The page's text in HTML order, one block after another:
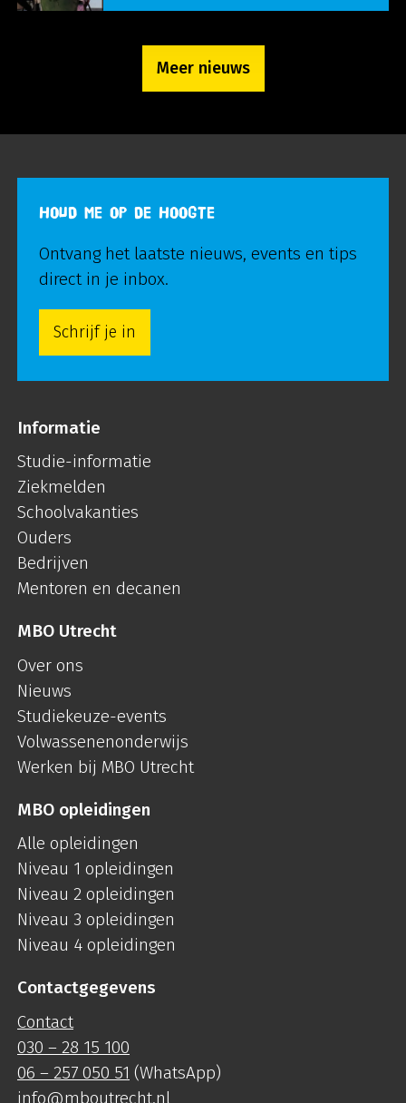
Meer nieuws
HOUD ME OP DE HOOGTE
Ontvang het laatste nieuws, events en tips
direct in je inbox.
Schrijf je in
Informatie
Studie-informatie
Ziekmelden
Schoolvakanties
Ouders
Bedrijven
Mentoren en decanen
MBO Utrecht
Over ons
Nieuws
Studiekeuze-events
Volwassenenonderwijs
Werken bij MBO Utrecht
MBO opleidingen
Alle opleidingen
Niveau 1 opleidingen
Niveau 2 opleidingen
Niveau 3 opleidingen
Niveau 4 opleidingen
Contactgegevens
Contact
030 – 28 15 100
06 – 257 050 51 (WhatsApp)
info@mboutrecht.nl